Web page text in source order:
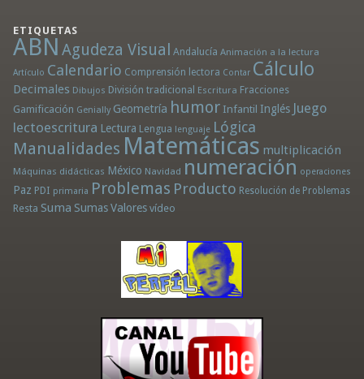
ETIQUETAS
ABN Agudeza Visual Andalucía Animación a la lectura
Artículo Calendario Comprensión lectora Contar Cálculo
Decimales Dibujos División tradicional Escritura Fracciones
Gamificación Genially Geometría humor Infantil Inglés Juego
lectoescritura Lectura Lengua lenguaje Lógica
Manualidades Matemáticas multiplicación
Máquinas didácticas México Navidad numeración operaciones
Paz PDI primaria Problemas Producto Resolución de Problemas
Resta Suma Sumas Valores vídeo